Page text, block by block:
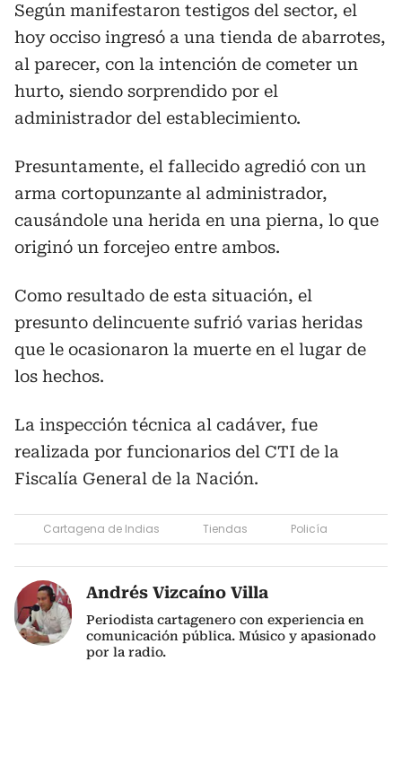
Según manifestaron testigos del sector, el
hoy occiso ingresó a una tienda de abarrotes,
al parecer, con la intención de cometer un
hurto, siendo sorprendido por el
administrador del establecimiento.
Presuntamente, el fallecido agredió con un
arma cortopunzante al administrador,
causándole una herida en una pierna, lo que
originó un forcejeo entre ambos.
Como resultado de esta situación, el
presunto delincuente sufrió varias heridas
que le ocasionaron la muerte en el lugar de
los hechos.
La inspección técnica al cadáver, fue
realizada por funcionarios del CTI de la
Fiscalía General de la Nación.
Cartagena de Indias Tiendas Policía
Andrés Vizcaíno Villa
Periodista cartagenero con experiencia en
comunicación pública. Músico y apasionado
por la radio.